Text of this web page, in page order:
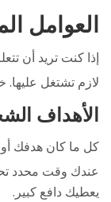
العوامل
إذا كنت تريد أن
لازم تشتغل عليها.
الأهداف
كل ما كان هدفك
عندك وقت محدد
يعطيك دافع كبير.